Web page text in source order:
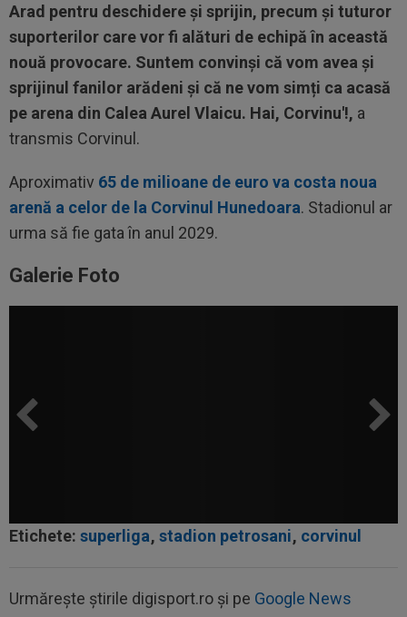
Arad pentru deschidere și sprijin, precum și tuturor
suporterilor care vor fi alături de echipă în această
nouă provocare. Suntem convinși că vom avea și
sprijinul fanilor arădeni și că ne vom simți ca acasă
pe arena din Calea Aurel Vlaicu. Hai, Corvinu'!, a
transmis Corvinul.
Aproximativ 65 de milioane de euro va costa noua
arenă a celor de la Corvinul Hunedoara. Stadionul ar
urma să fie gata în anul 2029.
Galerie Foto
Etichete: superliga, stadion petrosani, corvinul
Urmărește știrile digisport.ro și pe Google News